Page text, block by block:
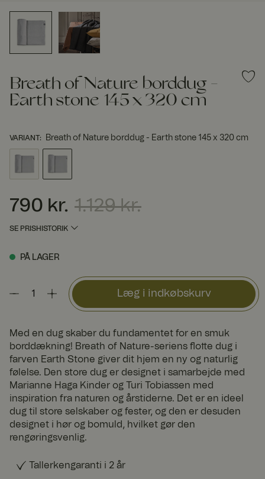
Breath of Nature borddug -
Earth stone 145 x 320 cm
VARIANT: Breath of Nature borddug - Earth stone 145 x 320 cm
Nuværende pris :790 kr. Tidligere pris
790 kr. 1.129 kr.
SE PRISHISTORIK
PÅ LAGER
Læg i indkøbskurv
Med en dug skaber du fundamentet for en smuk
borddækning! Breath of Nature-seriens flotte dug i
farven Earth Stone giver dit hjem en ny og naturlig
følelse. Den store dug er designet i samarbejde med
Marianne Haga Kinder og Turi Tobiassen med
inspiration fra naturen og årstiderne. Det er en ideel
dug til store selskaber og fester, og den er desuden
designet i hør og bomuld, hvilket gør den
rengøringsvenlig.
Tallerkengaranti i 2 år